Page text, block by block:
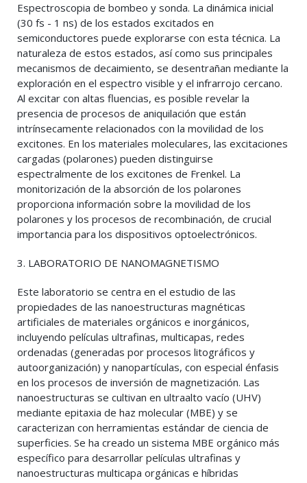
Espectroscopia de bombeo y sonda. La dinámica inicial
(30 fs - 1 ns) de los estados excitados en
semiconductores puede explorarse con esta técnica. La
naturaleza de estos estados, así como sus principales
mecanismos de decaimiento, se desentrañan mediante la
exploración en el espectro visible y el infrarrojo cercano.
Al excitar con altas fluencias, es posible revelar la
presencia de procesos de aniquilación que están
intrínsecamente relacionados con la movilidad de los
excitones. En los materiales moleculares, las excitaciones
cargadas (polarones) pueden distinguirse
espectralmente de los excitones de Frenkel. La
monitorización de la absorción de los polarones
proporciona información sobre la movilidad de los
polarones y los procesos de recombinación, de crucial
importancia para los dispositivos optoelectrónicos.
3. LABORATORIO DE NANOMAGNETISMO
Este laboratorio se centra en el estudio de las
propiedades de las nanoestructuras magnéticas
artificiales de materiales orgánicos e inorgánicos,
incluyendo películas ultrafinas, multicapas, redes
ordenadas (generadas por procesos litográficos y
autoorganización) y nanopartículas, con especial énfasis
en los procesos de inversión de magnetización. Las
nanoestructuras se cultivan en ultraalto vacío (UHV)
mediante epitaxia de haz molecular (MBE) y se
caracterizan con herramientas estándar de ciencia de
superficies. Se ha creado un sistema MBE orgánico más
específico para desarrollar películas ultrafinas y
nanoestructuras multicapa orgánicas e híbridas